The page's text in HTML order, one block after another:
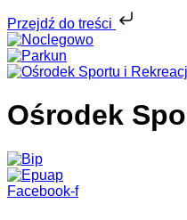
Przejdź do treści
Ośrodek
Facebook-f